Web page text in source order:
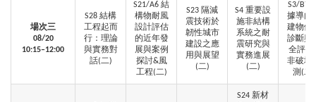
場次三
08/20
10:15–12:00
S28 結構
工程起而
行：理論
與實務對
話(二)
S21/A6 結
構物耐風
設計評估
的近年發
展與案例
探討&風
工程(二)
S23 隔減
震技術於
韌性城市
建設之應
用與展望
(二)
S4 重要設
施非結構
系統之耐
震研究與
實務進展
(二)
S3/B7
據導向
建物健
診斷與
全評估
非破壞
測(二)
S24 新材